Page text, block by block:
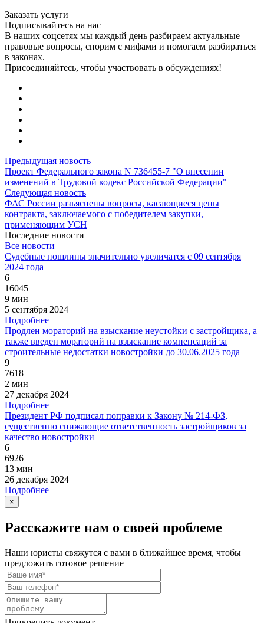
Заказать услуги
Подписывайтесь на нас
В наших соцсетях мы каждый день разбираем актуальные
правовые вопросы, спорим с мифами и помогаем разбираться
в законах.
Присоединяйтесь, чтобы участвовать в обсуждениях!
Предыдущая новость
Проект Федерального закона N 736455-7 "О внесении
изменений в Трудовой кодекс Российской Федерации"
Следующая новость
ФАС России разъяснены вопросы, касающиеся цены
контракта, заключаемого с победителем закупки,
применяющим УСН
Последние новости
Все новости
Судебные пошлины значительно увеличатся с 09 сентября
2024 года
6
16045
9 мин
5 сентября 2024
Подробнее
Продлен мораторий на взыскание неустойки с застройщика, а
также введен мораторий на взыскание компенсаций за
строительные недостатки новостройки до 30.06.2025 года
9
7618
2 мин
27 декабря 2024
Подробнее
Президент РФ подписал поправки к Закону № 214-ФЗ,
существенно снижающие ответственность застройщиков за
качество новостройки
6
6926
13 мин
26 декабря 2024
Подробнее
×
Расскажите нам о своей проблеме
Наши юристы свяжутся с вами в ближайшее время, чтобы
предложить готовое решение